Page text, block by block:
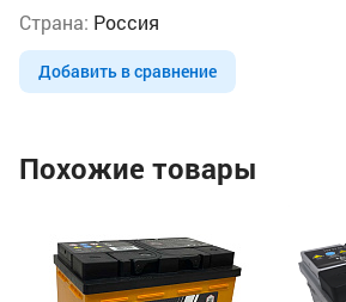
Страна: Россия
Добавить в сравнение
Похожие товары